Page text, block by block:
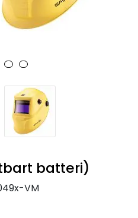
batteri)
VM